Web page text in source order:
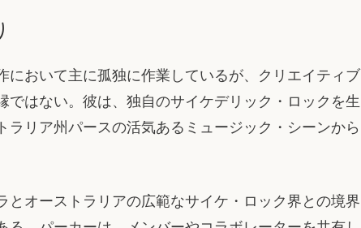
において主に孤独に作業しているが、クリエイティブ
ではない。彼は、独自のサイケデリック・ロックを生
ラリア州パースの活気あるミュージック・シーンから
とオーストラリアの広範なサイケ・ロック界との境界